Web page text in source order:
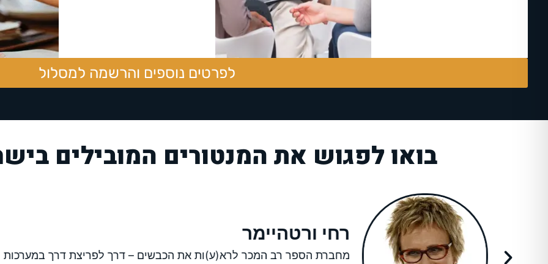
לפרטים נוספים והרשמה למסלול
בואו לפגוש את המנטורים המובילים
רחי ורטהיימר
מחברת הספר רב המכר לרא(ע)ות את הכבשים – דרך לפריצת דרך במערכות